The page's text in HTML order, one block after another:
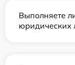
Выполняете
юридических